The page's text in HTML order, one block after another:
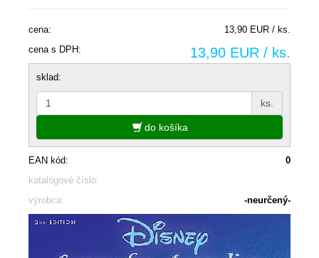
cena:
13,90 EUR / ks.
cena s DPH:
13,90 EUR / ks.
sklad:
ks.
do košíka
EAN kód:
0
katalógové číslo:
výrobca:
-neurčený-